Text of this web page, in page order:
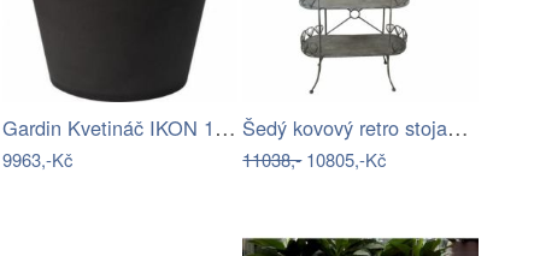
Gardin Kvetináč IKON 100 - Pearl black…
9963,-Kč
Šedý kovový retro stojan na květiny…
11038,-10805,-Kč